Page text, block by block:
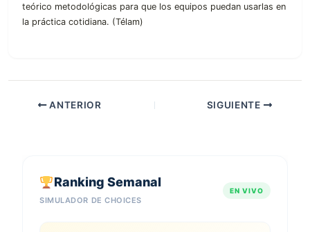
teórico metodológicas para que los equipos puedan usarlas en
la práctica cotidiana. (Télam)
ANTERIOR SIGUIENTE
Ranking Semanal
SIMULADOR DE CHOICES
EN VIVO